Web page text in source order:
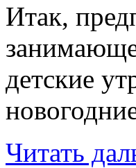
Итак,
детские
Читать